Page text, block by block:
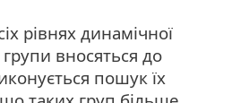
рівнях динамічної
групи вносяться до
пошук їх